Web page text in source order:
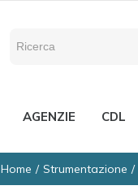
AGENZIE CDL
Home Strumentazione